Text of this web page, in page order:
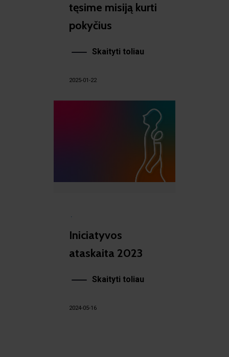
tęsime misiją kurti
pokyčius
Skaityti toliau
2025-01-22
·
Iniciatyvos
ataskaita 2023
Skaityti toliau
2024-05-16